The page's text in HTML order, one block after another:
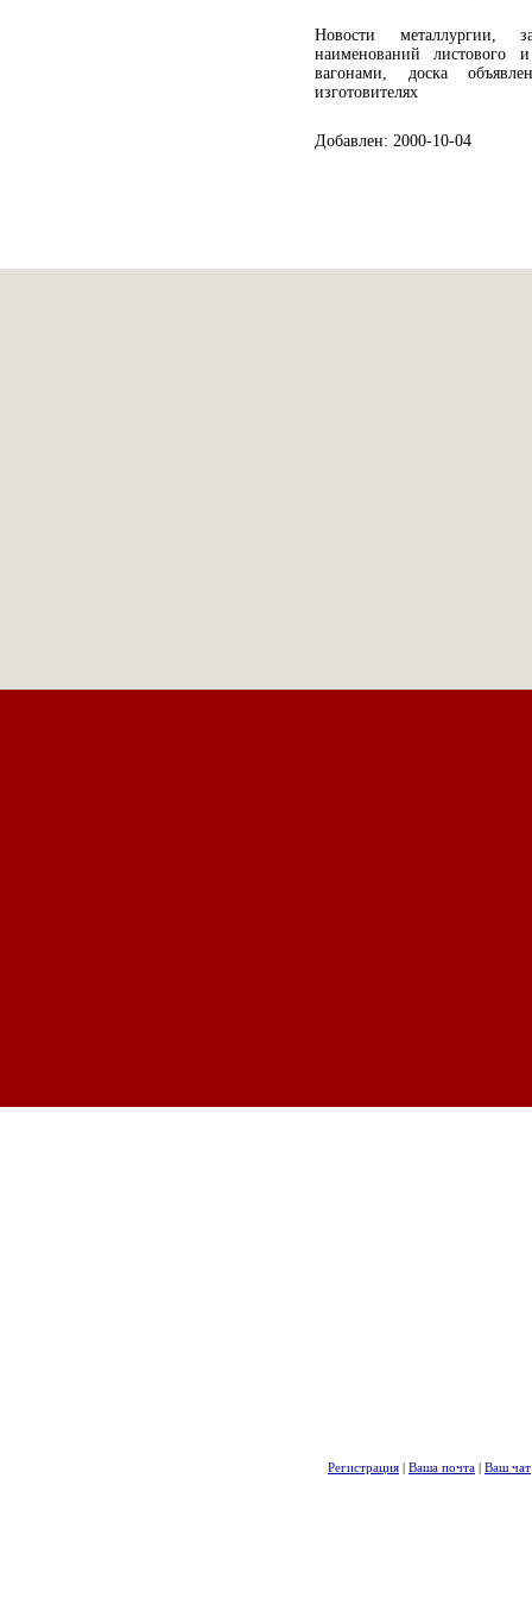
Новости металлургии,
наименований листового
вагонами, доска
изготовителях
Добавлен: 2000-10-04
Регистрация | Ваша почта | Ваш чат